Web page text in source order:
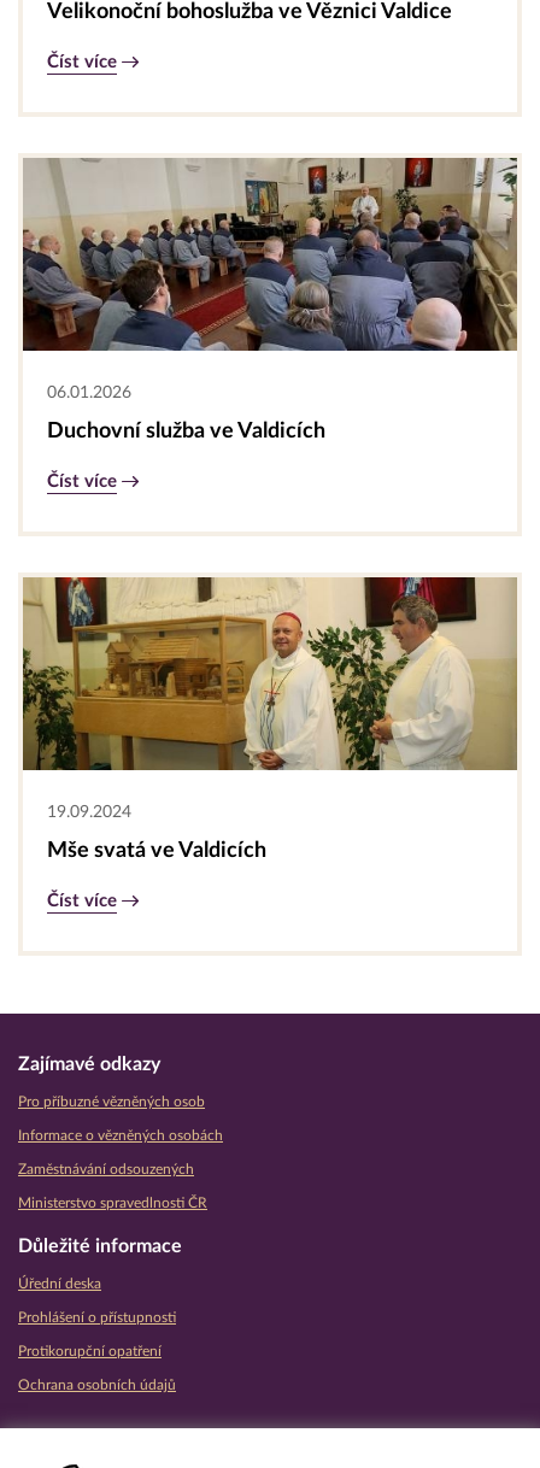
Velikonoční bohoslužba ve Věznici Valdice
Číst více
06.01.2026
Duchovní služba ve Valdicích
Číst více
19.09.2024
Mše svatá ve Valdicích
Číst více
Zajímavé odkazy
Pro příbuzné vězněných osob
Informace o vězněných osobách
Zaměstnávání odsouzených
Ministerstvo spravedlnosti ČR
Důležité informace
Úřední deska
Prohlášení o přístupnosti
Protikorupční opatření
Ochrana osobních údajů